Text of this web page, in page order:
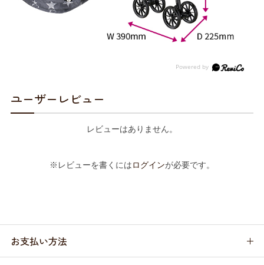
ユーザーレビュー
レビューはありません。
※レビューを書くにはログインが必要です。
お支払い方法